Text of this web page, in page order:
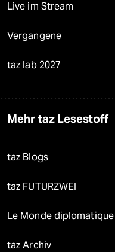
Live im Stream
Vergangene
taz lab 2027
Mehr taz Lesestoff
taz Blogs
taz FUTURZWEI
Le Monde diplomatique
taz Archiv